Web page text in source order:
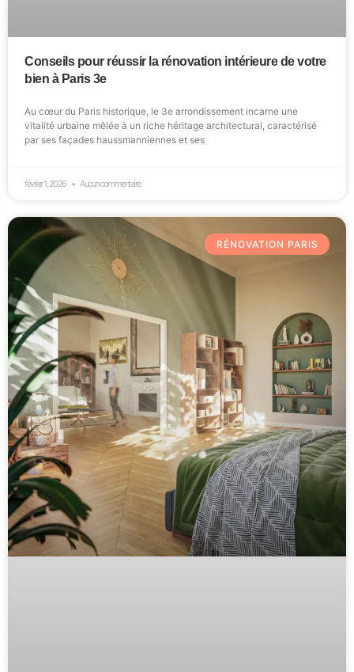
Conseils pour réussir la rénovation intérieure de votre
bien à Paris 3e
Au cœur du Paris historique, le 3e arrondissement incarne une
vitalité urbaine mêlée à un riche héritage architectural, caractérisé
par ses façades haussmanniennes et ses
février 1, 2026 Aucun commentaire
RÉNOVATION PARIS